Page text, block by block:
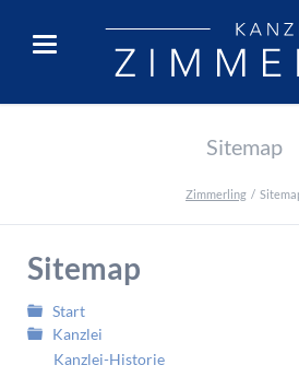
Sitemap
Zimmerling
Sitemap
Start
Kanzlei
Kanzlei-Historie